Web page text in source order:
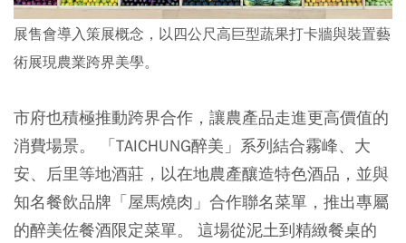
展售會導入策展概念，以四公尺高巨型蔬果打卡牆與裝置藝
術展現農業跨界美學。
市府也積極推動跨界合作，讓農產品走進更高價值的
消費場景。 「TAICHUNG醉美」系列結合霧峰、大
安、后里等地酒莊，以在地農產釀造特色酒品，並與
知名餐飲品牌「屋馬燒肉」合作聯名菜單，推出專屬
的醉美佐餐酒限定菜單。 這場從泥土到精緻餐桌的